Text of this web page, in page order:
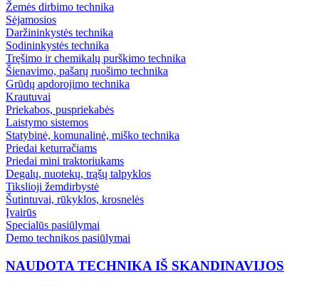
Žemės dirbimo technika
Sėjamosios
Daržininkystės technika
Sodininkystės technika
Tręšimo ir chemikalų purškimo technika
Šienavimo, pašarų ruošimo technika
Grūdų apdorojimo technika
Krautuvai
Priekabos, puspriekabės
Laistymo sistemos
Statybinė, komunalinė, miško technika
Priedai keturračiams
Priedai mini traktoriukams
Degalų, nuotekų, trąšų talpyklos
Tikslioji žemdirbystė
Šutintuvai, rūkyklos, krosnelės
Įvairūs
Specialūs pasiūlymai
Demo technikos pasiūlymai
NAUDOTA TECHNIKA IŠ SKANDINAVIJOS